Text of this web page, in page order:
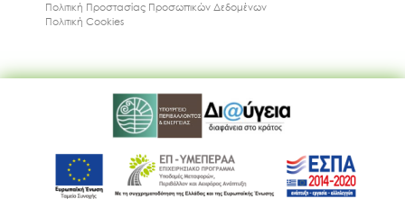
Πολιτική Προστασίας Προσωπικών Δεδομένων
Πολιτική Cookies